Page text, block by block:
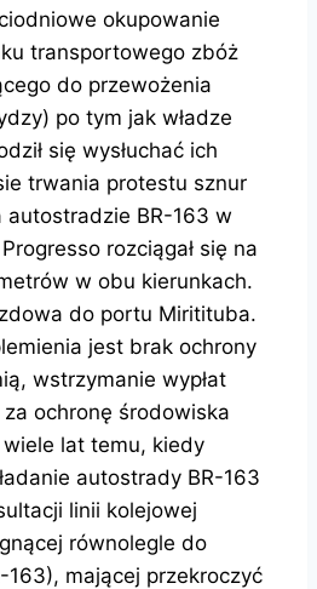
okupowanie
transportowego zbóż
do przewożenia
po tym jak władze
się wysłuchać ich
trwania protestu sznur
autostradzie BR-163 w
rozciągał się na
w obu kierunkach.
do portu Miritituba.
jest brak ochrony
wstrzymanie wypłat
ochronę środowiska
lat temu, kiedy
autostrady BR-163
linii kolejowej
równolegle do
163), mającej przekroczyć